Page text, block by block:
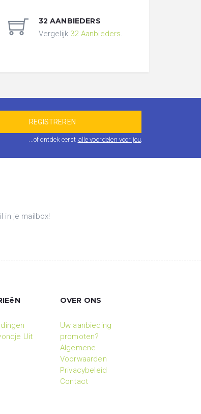
32 AANBIEDERS
Vergelijk 32 Aanbieders.
...of ontdek eerst alle voordelen voor jou.
in je mailbox!
Uit
OVER ONS
Uw aanbieding
promoten?
Algemene
Voorwaarden
Privacybeleid
Contact